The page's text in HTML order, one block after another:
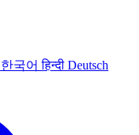
한국어हिन्दी Deutsch